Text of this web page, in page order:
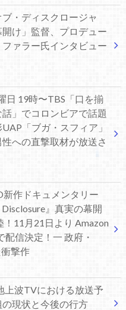
ブ・ディスクロージャ
け」監督、プロデュー
ァラー氏インタビュー
日 19時〜TBS「口を揃
話」でコロンビアで話題
「ブガ・スフィア」
への直撃取材が放送さ
新作ドキュメンタリー
Disclosure』真実の幕開
！11月21日より Amazon
配信決定！一 政府・
撃作
上波TVにおける放送予
現状と今後の行方